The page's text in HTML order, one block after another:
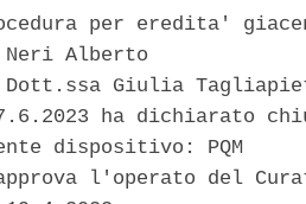
per eredita'
Alberto
Dott.ssa Giulia
ha dichiarato
dispositivo: PQM
l'operato del